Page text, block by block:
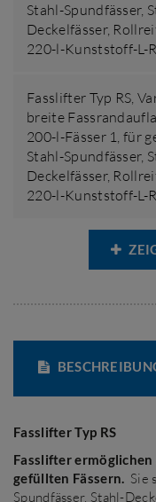
Stahl-Spundfässer,
Deckelfässer,
220-l-Kunststoff-L-
Fasslifter Typ RS,
breite
200-l-Fässer 1,für
Stahl-Spundfässer,
Deckelfässer,
220-l-Kunststoff-L-
Fasslifter Typ RS
Fasslifter
gefüllten Fässern. Sie
Spundfässer, Stahl-